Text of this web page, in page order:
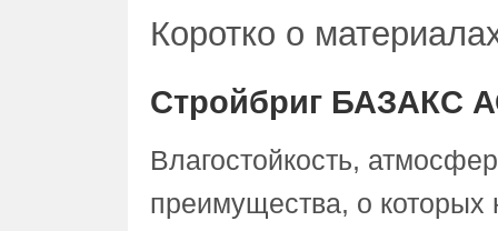
Коротко о
Стройбриг БАЗАКС
Влагостойкость,
преимущества, о